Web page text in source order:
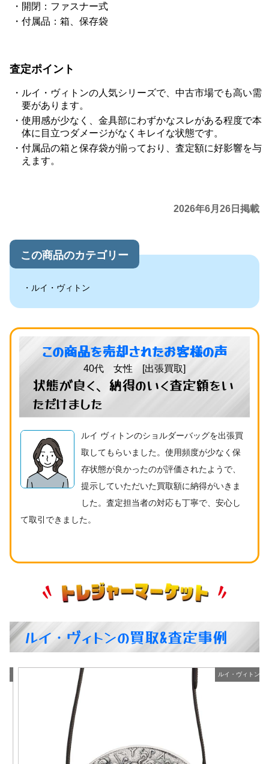
開閉：ファスナー式
付属品：箱、保存袋
査定ポイント
ルイ・ヴィトンの人気シリーズで、中古市場でも高い需
要があります。
使用感が少なく、金具部にわずかなスレがある程度で本
体に目立つダメージがなくキレイな状態です。
付属品の箱と保存袋が揃っており、査定額に好影響を与
えます。
2026年6月26日掲載
この商品のカテゴリー
ルイ・ヴィトン
この商品を売却されたお客様の声
40代 女性 [出張買取]
状態が良く、納得のいく査定額をい
ただけました
ルイ ヴィトンのショルダーバッグを出張買
取してもらいました。使用頻度が少なく保
存状態が良かったのが評価されたようで、
提示していただいた買取額に納得がいきま
した。査定担当者の対応も丁寧で、安心し
て取引できました。
ルイ・ヴィトンの買取&査定事例
ルイ・ヴィトン